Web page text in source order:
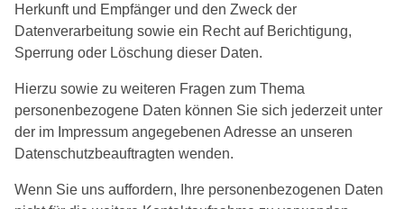
Herkunft und Empfänger und den Zweck der
Datenverarbeitung sowie ein Recht auf Berichtigung,
Sperrung oder Löschung dieser Daten.
Hierzu sowie zu weiteren Fragen zum Thema
personenbezogene Daten können Sie sich jederzeit unter
der im Impressum angegebenen Adresse an unseren
Datenschutzbeauftragten wenden.
Wenn Sie uns auffordern, Ihre personenbezogenen Daten